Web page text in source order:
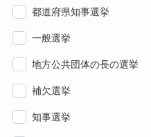
都道府県知事選挙
一般選挙
地方公共団体の長の選挙
補欠選挙
知事選挙